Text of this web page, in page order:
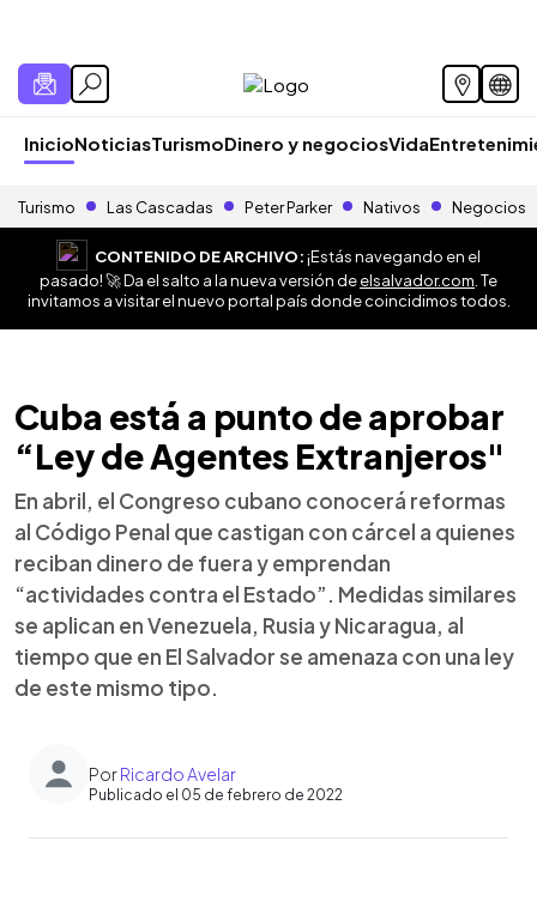
InicioNoticiasTurismoDinero y negociosVida
Turismo Las Cascadas Peter Parker Nativos Negocios
CONTENIDO DE ARCHIVO:¡Estás navegando en el
pasado! 🚀 Da el salto a la nueva versión deelsalvador.com . Te
invitamos a visitar el nuevo portal país donde coincidimos todos.
Cuba está a punto de aprobar
“Ley de Agentes Extranjeros"
En abril, el Congreso cubano conocerá reformas
al Código Penal que castigan con cárcel a quienes
reciban dinero de fuera y emprendan
“actividades contra el Estado”. Medidas similares
se aplican en Venezuela, Rusia y Nicaragua, al
tiempo que en El Salvador se amenaza con una ley
de este mismo tipo.
PorRicardo Avelar
Publicado el 05 de febrero de 2022